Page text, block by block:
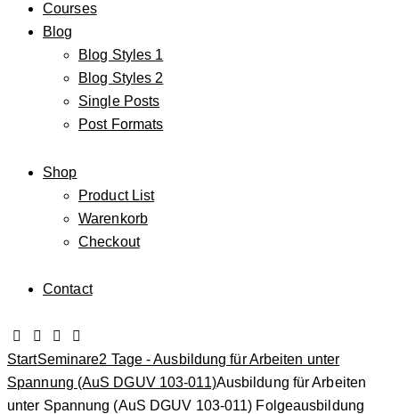
Courses
Blog
Blog Styles 1
Blog Styles 2
Single Posts
Post Formats
Shop
Product List
Warenkorb
Checkout
Contact
StartSeminare2 Tage - Ausbildung für Arbeiten unter
Spannung (AuS DGUV 103-011)Ausbildung für Arbeiten
unter Spannung (AuS DGUV 103-011) Folgeausbildung